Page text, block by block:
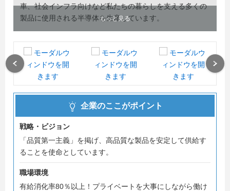
車、社会インフラ向けなど私たちの暮らしを支える多くの
製品に使用される半導体を生産しています。
★説明会と一次選考では、コロナウイルス感染対策を鑑み
オンラインにて対応させて頂きます。
また来社時には、検温させて頂きますので、御承知おき下
さい。★
皆様からのエントリーをお待ちしております。
もっと見る
企業のここがポイント
戦略・ビジョン
「品質第一主義」を掲げ、高品質な製品を安定して供給す
ることを使命としています。
職場環境
有給消化率80％以上！プライベートを大事にしながら働け